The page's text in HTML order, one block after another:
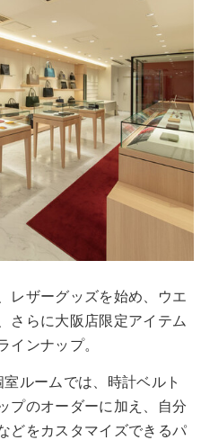
レザーグッズを始め、ウエ
さらに大阪店限定アイテム
インナップ。
ルームでは、時計ベルト
プのオーダーに加え、自分
どをカスタマイズできるパ